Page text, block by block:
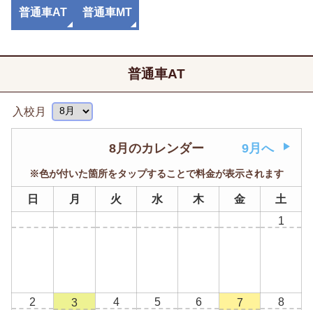
普通車AT 普通車MT
普通車AT
入校月
8月のカレンダー 9月へ
※色が付いた箇所をタップすることで料金が表示されます
日 月 火 水 木 金
土
1
2
3
4 5 6
7
8